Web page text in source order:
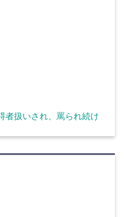
者扱いされ、罵られ続け